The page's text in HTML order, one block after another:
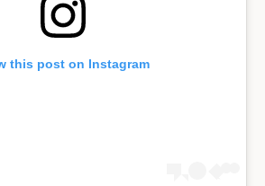
this post on Instagram